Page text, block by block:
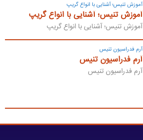
آموزش تنیس؛ آشنایی با انواع گریپ
آموزش تنیس؛ آشنایی با انواع گریپ
آموزش تنیس؛ آشنایی با انواع گریپ
آرم فدراسیون تنیس
آرم فدراسیون تنیس
آرم فدراسیون تنیس